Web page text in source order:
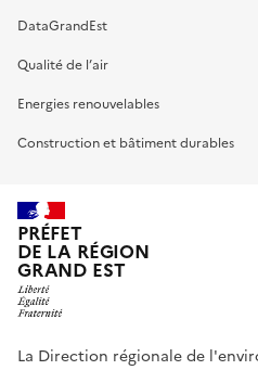
DataGrandEst
Qualité de l’air
Energies renouvelables
Construction et bâtiment durables
PRÉFET
DE LA RÉGION
GRAND EST
La Direction régionale de